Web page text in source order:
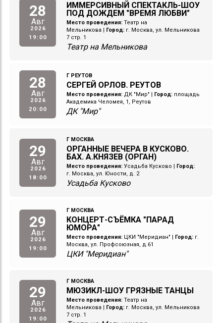
28
Авг
2026
19:00
ИММЕРСИВНЫЙ СПЕКТАКЛЬ-ШОУ
ПОД ДОЖДЕМ "ВРЕМЯ ЛЮБВИ"
Место проведения: Театр на
Мельникова
Город: г. Москва, ул. Мельникова
7 стр. 1
Театр на Мельникова
28
Авг
2026
20:00
Г РЕУТОВ
СЕРГЕЙ ОРЛОВ. РЕУТОВ
Место проведения: ДК "Мир" | Город: площадь
Академика Челомея, 1, Реутов
ДК "Мир"
29
Авг
2026
18:00
Г МОСКВА
ОРГАННЫЕ ВЕЧЕРА В КУСКОВО.
БАХ. А.КНЯЗЕВ (ОРГАН)
Место проведения: Усадьба Кусково
Город:
г. Москва, ул. Юности, д. 2
Усадьба Кусково
29
Авг
2026
19:00
Г МОСКВА
КОНЦЕРТ-СЪЁМКА "ПАРАД
ЮМОРА"
Место проведения: ЦКИ "Меридиан" Город: г.
Москва, ул. Профсоюзная, д.61
ЦКИ "Меридиан"
29
Авг
2026
19:00
Г МОСКВА
МЮЗИКЛ-ШОУ ГРЯЗНЫЕ ТАНЦЫ
Место проведения: Театр на
Мельникова
Город: г. Москва, ул. Мельникова
7 стр. 1